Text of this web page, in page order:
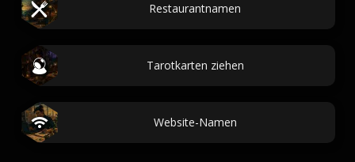
Restaurantnamen
Tarotkarten ziehen
Website-Namen